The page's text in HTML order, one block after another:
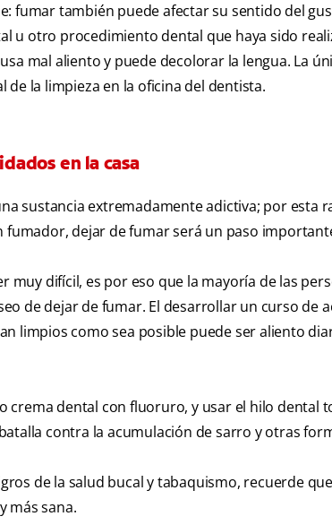
fumar también puede afectar su sentido del
u otro procedimiento dental que haya sido
mal aliento y puede decolorar la lengua. La
de la limpieza en la oficina del dentista.
en la casa
sustancia extremadamente adictiva; por esta
fumador, dejar de fumar será un paso
muy difícil, es por eso que la mayoría de las
de dejar de fumar. El desarrollar un curso de
limpios como sea posible puede ser aliento
crema dental con fluoruro, y usar el hilo dental
contra la acumulación de sarro y otras
de la salud bucal y tabaquismo, recuerde
más sana.